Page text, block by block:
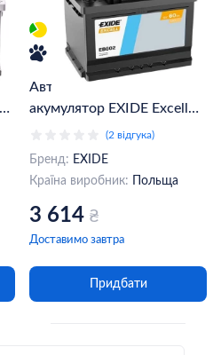
Автомобільний
акумулятор EXIDE Excell
6СТ-60Ah АзЕ (EB602)
(2 відгука)
Бренд: EXIDE
Країна виробник:
Польща
3 614 ₴
Доставимо завтра
Придбати